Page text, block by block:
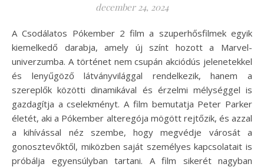
december 24, 2024
A Csodálatos Pókember 2 film a szuperhősfilmek egyik
kiemelkedő darabja, amely új színt hozott a Marvel-
univerzumba. A történet nem csupán akciódús jelenetekkel
és lenyűgöző látványvilággal rendelkezik, hanem a
szereplők közötti dinamikával és érzelmi mélységgel is
gazdagítja a cselekményt. A film bemutatja Peter Parker
életét, aki a Pókember alteregója mögött rejtőzik, és azzal
a kihívással néz szembe, hogy megvédje városát a
gonosztevőktől, miközben saját személyes kapcsolatait is
próbálja egyensúlyban tartani. A film sikerét nagyban